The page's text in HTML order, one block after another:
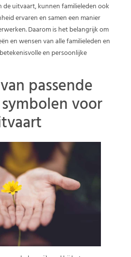
de uitvaart, kunnen familieleden ook
ervaren en samen een manier
Daarom is het belangrijk om
en wensen van alle familieleden en
en persoonlijke
passende
voor